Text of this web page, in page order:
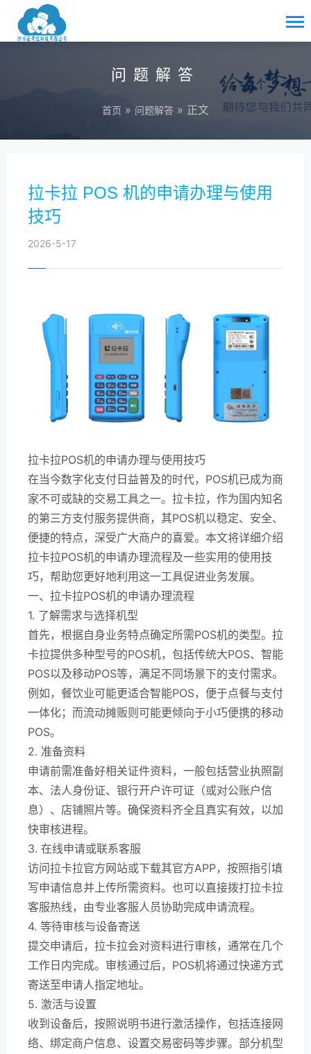
问题解答
首页 » 问题解答 » 正文
拉卡拉 POS 机的申请办理与使用
技巧
2026-5-17
拉卡拉POS机的申请办理与使用技巧
在当今数字化支付日益普及的时代，POS机已成为商
家不可或缺的交易工具之一。拉卡拉，作为国内知名
的第三方支付服务提供商，其POS机以稳定、安全、
便捷的特点，深受广大商户的喜爱。本文将详细介绍
拉卡拉POS机的申请办理流程及一些实用的使用技
巧，帮助您更好地利用这一工具促进业务发展。
一、拉卡拉POS机的申请办理流程
1. 了解需求与选择机型
首先，根据自身业务特点确定所需POS机的类型。拉
卡拉提供多种型号的POS机，包括传统大POS、智能
POS以及移动POS等，满足不同场景下的支付需求。
例如，餐饮业可能更适合智能POS，便于点餐与支付
一体化；而流动摊贩则可能更倾向于小巧便携的移动
POS。
2. 准备资料
申请前需准备好相关证件资料，一般包括营业执照副
本、法人身份证、银行开户许可证（或对公账户信
息）、店铺照片等。确保资料齐全且真实有效，以加
快审核进程。
3. 在线申请或联系客服
访问拉卡拉官方网站或下载其官方APP，按照指引填
写申请信息并上传所需资料。也可以直接拨打拉卡拉
客服热线，由专业客服人员协助完成申请流程。
4. 等待审核与设备寄送
提交申请后，拉卡拉会对资料进行审核，通常在几个
工作日内完成。审核通过后，POS机将通过快递方式
寄送至申请人指定地址。
5. 激活与设置
收到设备后，按照说明书进行激活操作，包括连接网
络、绑定商户信息、设置交易密码等步骤。部分机型